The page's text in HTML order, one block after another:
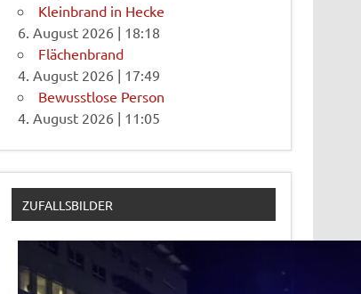
Kleinbrand in Hecke
6. August 2026 | 18:18
Flächenbrand
4. August 2026 | 17:49
Bewusstlose Person
4. August 2026 | 11:05
ZUFALLSBILDER